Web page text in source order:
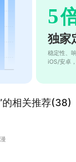
5
独家
稳定性、
iOS/安卓
的相关推荐(38)